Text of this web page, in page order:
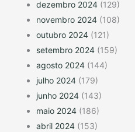
dezembro 2024 (129)
novembro 2024 (108)
outubro 2024 (121)
setembro 2024 (159)
agosto 2024 (144)
julho 2024 (179)
junho 2024 (143)
maio 2024 (186)
abril 2024 (153)